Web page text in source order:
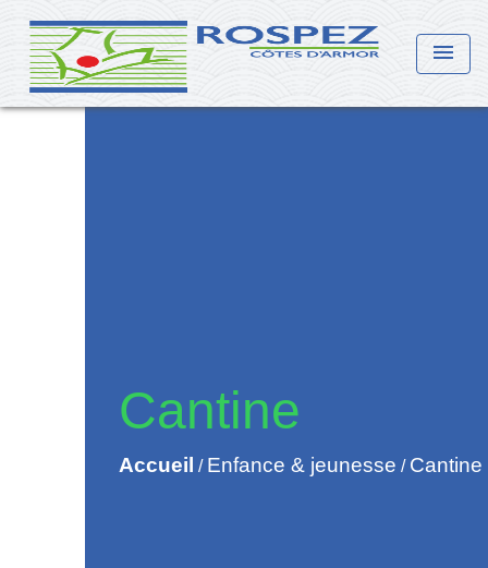
menu
Cantine
Accueil / Enfance & jeunesse / Cantine